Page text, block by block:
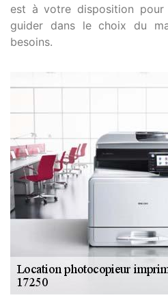
est à votre disposition
guider dans le choix du
besoins.